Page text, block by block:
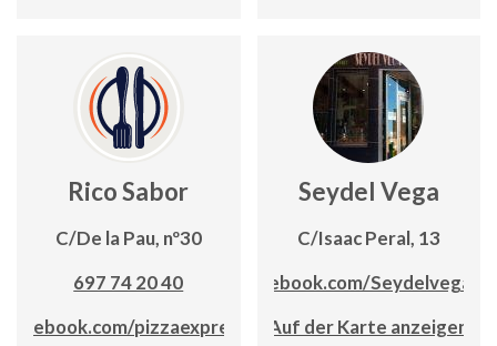
Rico Sabor
C/De la Pau, nº30
697 74 20 40
pizzaexpress.calpe
Seydel Vega
C/Isaac Peral, 13
www.facebook.com/
Auf der Karte anzeigen